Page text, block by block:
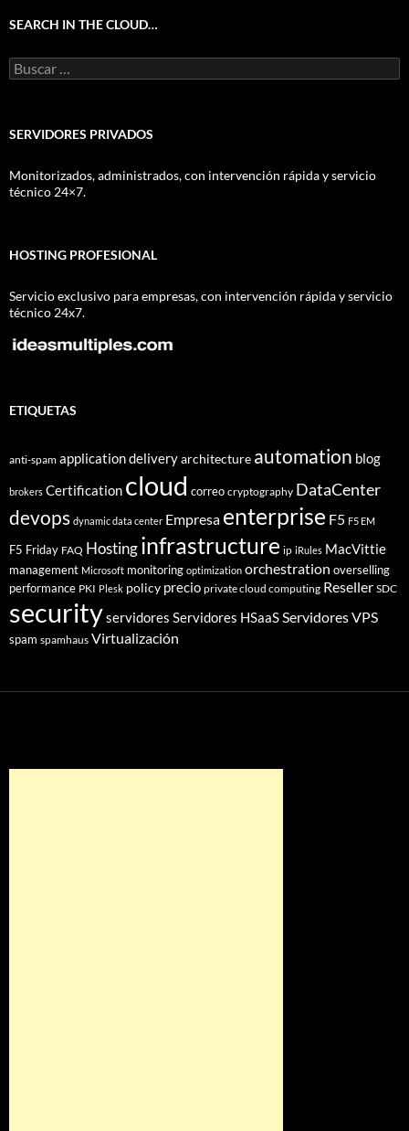
SEARCH IN THE CLOUD…
Buscar:
SERVIDORES PRIVADOS
Monitorizados, administrados, con intervención rápida y servicio
técnico 24×7.
HOSTING PROFESIONAL
Servicio exclusivo para empresas, con intervención rápida y servicio
técnico 24x7.
ETIQUETAS
anti-spam application deliveryarchitecture automation blog
brokers Certification cloud correo cryptography DataCenter
devops dynamic data center Empresa enterprise F5 F5 EM
F5 Friday FAQ Hostinginfrastructure ip iRules MacVittie
management Microsoft monitoring optimization orchestration overselling
performance PKI Plesk policy precio private cloud computing Reseller SDC
securityservidores Servidores HSaaSServidores VPS
spam spamhaus Virtualización